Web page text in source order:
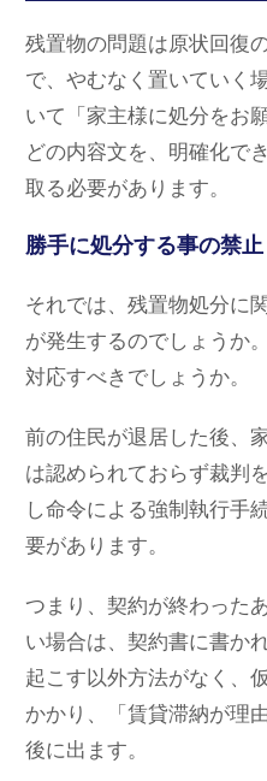
残置物の問題は原状回復
で、やむなく置いていく
いて「家主様に処分をお
どの内容文を、明確化で
取る必要があります。
勝手に処分する事の禁止
それでは、残置物処分に
が発生するのでしょうか
対応すべきでしょうか。
前の住民が退居した後、
は認められておらず裁判
し命令による強制執行手
要があります。
つまり、契約が終わった
い場合は、契約書に書か
起こす以外方法がなく、
かかり、「賃貸滞納が理
後に出ます。